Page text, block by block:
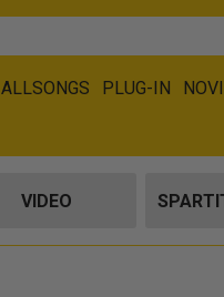
ALLSONGS PLUG-IN
VIDEO